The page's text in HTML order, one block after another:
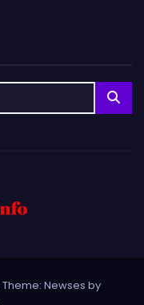
Theme: Newses by